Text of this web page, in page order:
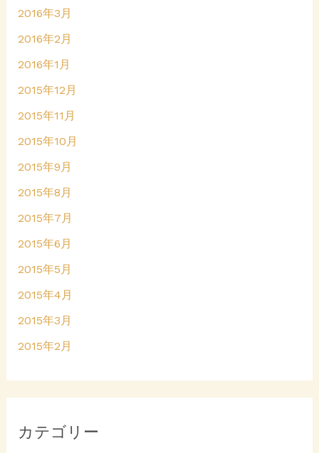
2016年3月
2016年2月
2016年1月
2015年12月
2015年11月
2015年10月
2015年9月
2015年8月
2015年7月
2015年6月
2015年5月
2015年4月
2015年3月
2015年2月
カテゴリー